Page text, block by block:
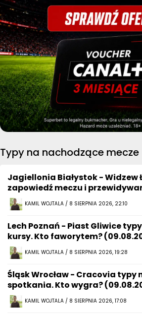
Typy na nachodzące mecze
Jagiellonia Białystok - Widzew
zapowiedź meczu i
KAMIL WOJTALA / 8 SIERPNIA 2026, 22:10
Lech Poznań - Piast Gliwice
kursy. Kto faworytem?
KAMIL WOJTALA / 8 SIERPNIA 2026, 19:28
Śląsk Wrocław - Cracovia typy
spotkania. Kto wygra?
KAMIL WOJTALA / 8 SIERPNIA 2026, 17:08